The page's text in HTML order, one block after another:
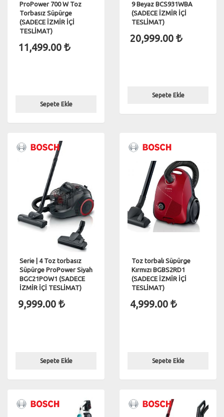
ProPower 700 W Toz
Torbasız Süpürge
(SADECE İZMİR İÇİ
TESLİMAT)
11,499.00
Sepete Ekle
9 Beyaz BCS931WBA
(SADECE İZMİR İÇİ
TESLİMAT)
20,999.00
Sepete Ekle
Serie | 4 Toz torbasız
Süpürge ProPower Siyah
BGC21POW1 (SADECE
İZMİR İÇİ TESLİMAT)
9,999.00
Sepete Ekle
Toz torbalı Süpürge
Kırmızı BGBS2RD1
(SADECE İZMİR İÇİ
TESLİMAT)
4,999.00
Sepete Ekle